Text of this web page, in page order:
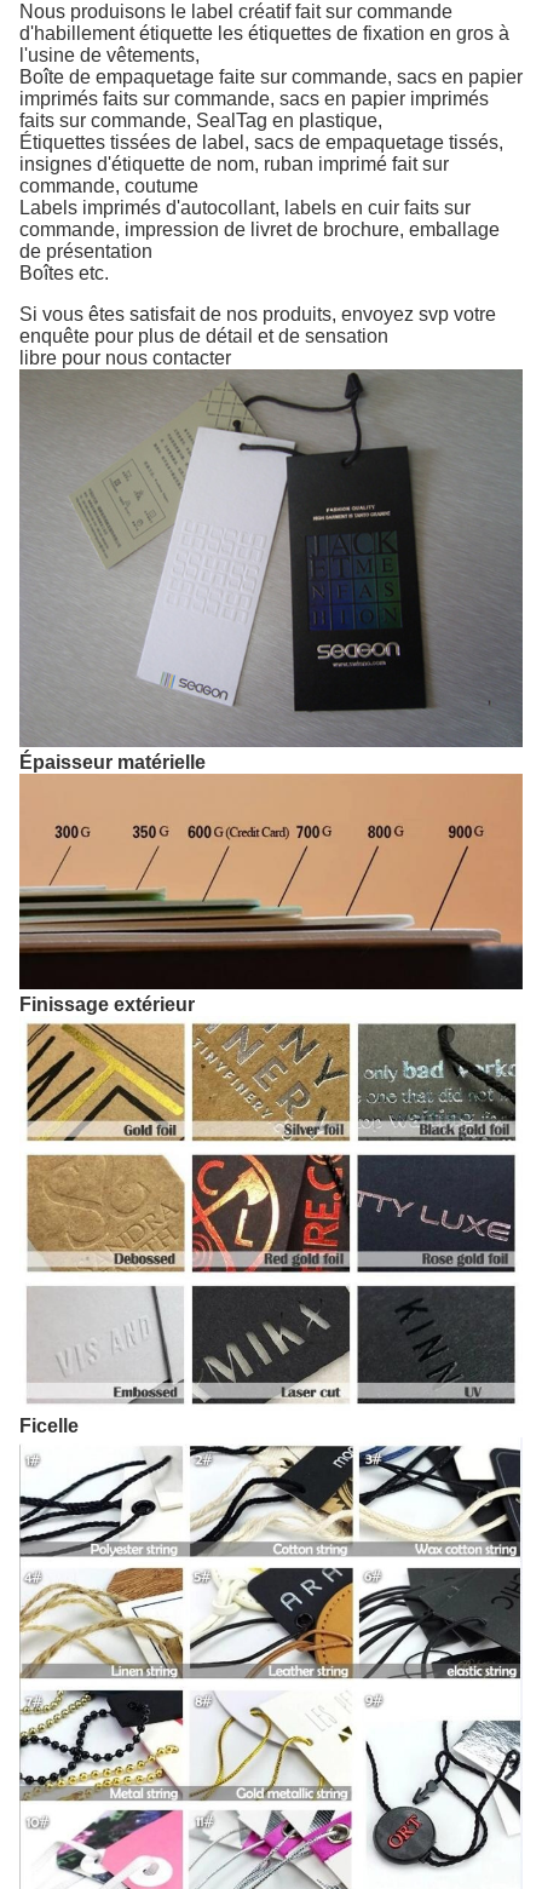
Nous produisons le label créatif fait sur commande
d'habillement étiquette les étiquettes de fixation en gros à
l'usine de vêtements,
Boîte de empaquetage faite sur commande, sacs en papier
imprimés faits sur commande, sacs en papier imprimés
faits sur commande, SealTag en plastique,
Étiquettes tissées de label, sacs de empaquetage tissés,
insignes d'étiquette de nom, ruban imprimé fait sur
commande, coutume
Labels imprimés d'autocollant, labels en cuir faits sur
commande, impression de livretde brochure, emballage
de présentation
Boîtes etc.
Si vous êtes satisfait de nos produits, envoyez svp votre
enquête pour plus de détail et de sensation
libre pour nous contacter
Épaisseur matérielle
Finissage extérieur
Ficelle